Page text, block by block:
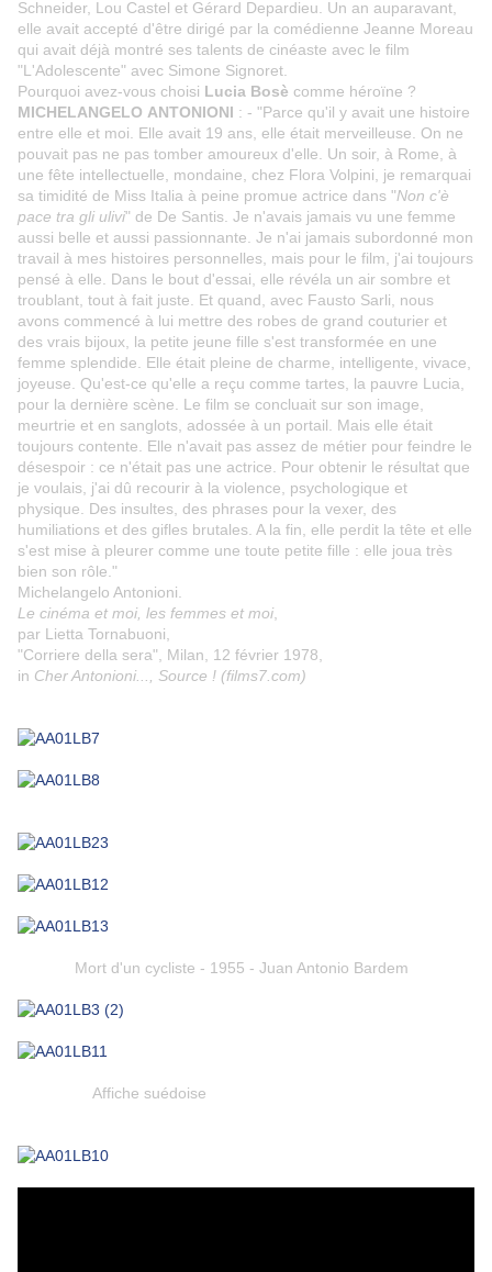
Schneider, Lou Castel et Gérard Depardieu. Un an auparavant,
elle avait accepté d'être dirigé par la comédienne Jeanne Moreau
qui avait déjà montré ses talents de cinéaste avec le film
"L'Adolescente" avec Simone Signoret.
Pourquoi avez-vous choisi Lucia Bosè comme héroïne ?
MICHELANGELO ANTONIONI : - "Parce qu'il y avait une histoire
entre elle et moi. Elle avait 19 ans, elle était merveilleuse. On ne
pouvait pas ne pas tomber amoureux d'elle. Un soir, à Rome, à
une fête intellectuelle, mondaine, chez Flora Volpini, je remarquai
sa timidité de Miss Italia à peine promue actrice dans "Non c'è
pace tra gli ulivi" de De Santis. Je n'avais jamais vu une femme
aussi belle et aussi passionnante. Je n'ai jamais subordonné mon
travail à mes histoires personnelles, mais pour le film, j'ai toujours
pensé à elle. Dans le bout d'essai, elle révéla un air sombre et
troublant, tout à fait juste. Et quand, avec Fausto Sarli, nous
avons commencé à lui mettre des robes de grand couturier et
des vrais bijoux, la petite jeune fille s'est transformée en une
femme splendide. Elle était pleine de charme, intelligente, vivace,
joyeuse. Qu'est-ce qu'elle a reçu comme tartes, la pauvre Lucia,
pour la dernière scène. Le film se concluait sur son image,
meurtrie et en sanglots, adossée à un portail. Mais elle était
toujours contente. Elle n'avait pas assez de métier pour feindre le
désespoir : ce n'était pas une actrice. Pour obtenir le résultat que
je voulais, j'ai dû recourir à la violence, psychologique et
physique. Des insultes, des phrases pour la vexer, des
humiliations et des gifles brutales. A la fin, elle perdit la tête et elle
s'est mise à pleurer comme une toute petite fille : elle joua très
bien son rôle."
Michelangelo Antonioni.
Le cinéma et moi, les femmes et moi
par Lietta Tornabuoni,
"Corriere della sera", Milan, 12 février 1978,
in Cher Antonioni..., Source ! (films7.com)
Mort d'un cycliste - 1955 - Juan Antonio Bardem
Affiche suédoise